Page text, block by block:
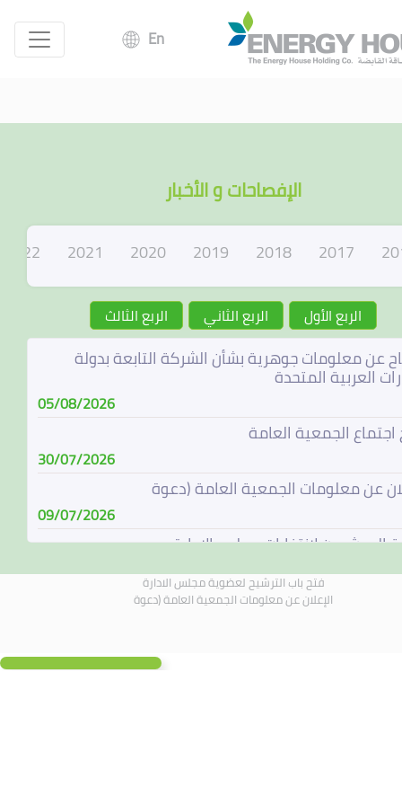
En
الإفصاحات و الأخبار
2017
2018
2019
2020
2021
2022
الربع الأول الربع الثاني الربع الثالث
عن معلومات جوهرية بشأن الشركة التابعة بدولة
العربية المتحدة
05/08/2026
اجتماع الجمعية العامة
30/07/2026
عن معلومات الجمعية العامة (دعوة
09/07/2026
المرشحين لإنتخابات مجلس الإدارة
08/07/2026
الترشيح لعضوية مجلس الادارة
فتح باب الترشيح لعضوية مجلس الادارة
الإعلان عن معلومات الجمعية العامة (دعوة